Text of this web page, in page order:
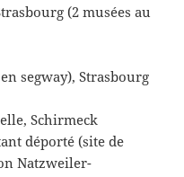
(2 musées au
segway), Strasbourg
Schirmeck
déporté (site de
Natzweiler-